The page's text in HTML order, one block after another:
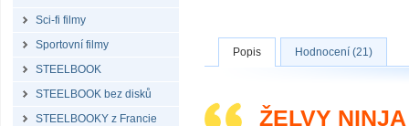
Sci-fi filmy
Sportovní filmy
STEELBOOK
STEELBOOK bez disků
STEELBOOKY z Francie
Popis Hodnocení (21)
ŽELVY